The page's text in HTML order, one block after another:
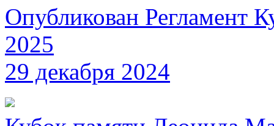
Опубликован Регламент
2025
29 декабря 2024